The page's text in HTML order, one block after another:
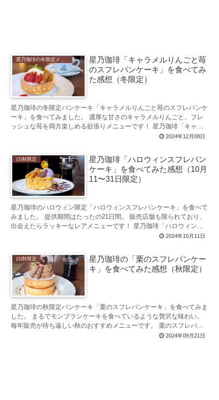
星乃珈琲の冬限定メニュー 2022年初登場
星乃珈琲「キャラメルりんごと苺
のスフレパンケーキ」を食べてみ
た感想（冬限定）
星乃珈琲の冬限定パンケーキ「キャラメルりんごと苺のスフレパンケ
ーキ」を食べてみました。 濃厚な甘さのキャラメルりんごと、フレ
ッシュな苺を両方楽しめる欲張りメニューです！ 星乃珈琲「キャラ
2024年12月08日
(3)秋限定
星乃珈琲「ハロウィンスフレパン
ケーキ」を食べてみた感想（10月
11〜31日限定）
星乃珈琲のハロウィン限定「ハロウィンスフレパンケーキ」を食べて
みました。 提供期間はたったの21日間。 販売店舗も限られており、
出会えたらラッキーなレアメニューです！ 星乃珈琲「ハロウィンス
2024年10月11日
(3)秋限定
星乃珈琲の「栗のスフレパンケー
キ」を食べてみた感想（秋限定）
星乃珈琲の秋限定パンケーキ「栗のスフレパンケーキ」を食べてみま
した。 まるでモンブランケーキを食べているような贅沢な味わい。
毎年販売が待ち遠しい秋のおすすめメニューです。 栗のスフレパン
2024年09月21日